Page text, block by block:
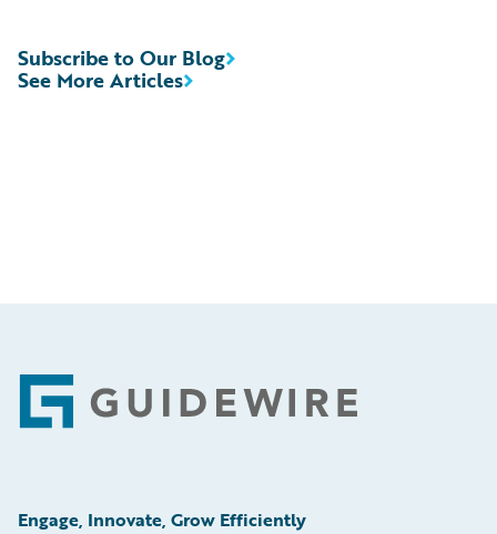
See More Articles
Subscribe to Our Blog
Footer
Engage, Innovate, Grow Efficiently